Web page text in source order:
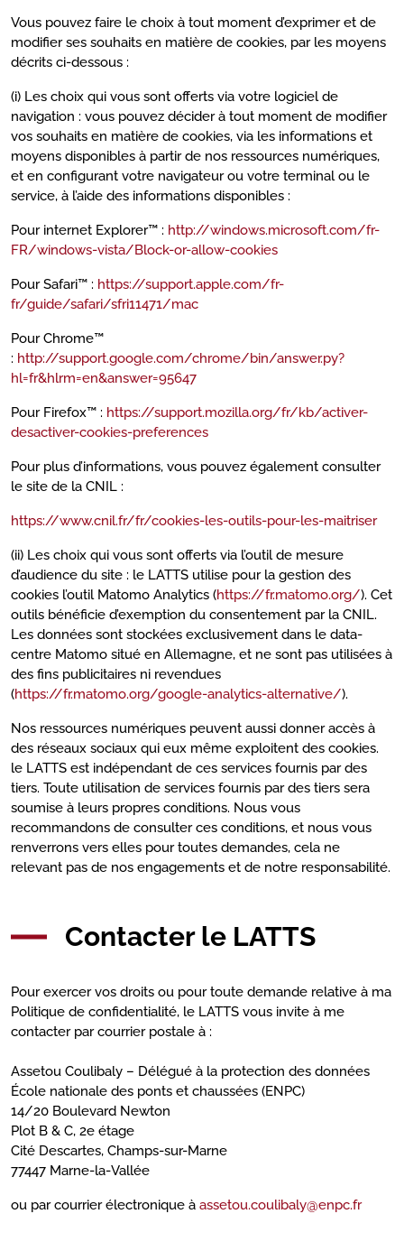
Vous pouvez faire le choix à tout moment d’exprimer et de
modifier ses souhaits en matière de cookies, par les moyens
décrits ci-dessous :
(i) Les choix qui vous sont offerts via votre logiciel de
navigation : vous pouvez décider à tout moment de modifier
vos souhaits en matière de cookies, via les informations et
moyens disponibles à partir de nos ressources numériques,
et en configurant votre navigateur ou votre terminal ou le
service, à l’aide des informations disponibles :
Pour internet Explorer™ : http://windows.microsoft.com/fr-
FR/windows-vista/Block-or-allow-cookies
Pour Safari™ : https://support.apple.com/fr-
fr/guide/safari/sfri11471/mac
Pour Chrome™
: http://support.google.com/chrome/bin/answer.py?
hl=fr&hlrm=en&answer=95647
Pour Firefox™ : https://support.mozilla.org/fr/kb/activer-
desactiver-cookies-preferences
Pour plus d’informations, vous pouvez également consulter
le site de la CNIL :
https://www.cnil.fr/fr/cookies-les-outils-pour-les-maitriser
(ii) Les choix qui vous sont offerts via l’outil de mesure
d’audience du site : le LATTS utilise pour la gestion des
cookies l’outil Matomo Analytics (https://fr.matomo.org/). Cet
outils bénéficie d’exemption du consentement par la CNIL.
Les données sont stockées exclusivement dans le data-
centre Matomo situé en Allemagne, et ne sont pas utilisées à
des fins publicitaires ni revendues
(https://fr.matomo.org/google-analytics-alternative/).
Nos ressources numériques peuvent aussi donner accès à
des réseaux sociaux qui eux même exploitent des cookies.
le LATTS est indépendant de ces services fournis par des
tiers. Toute utilisation de services fournis par des tiers sera
soumise à leurs propres conditions. Nous vous
recommandons de consulter ces conditions, et nous vous
renverrons vers elles pour toutes demandes, cela ne
relevant pas de nos engagements et de notre responsabilité.
Contacter le LATTS
Pour exercer vos droits ou pour toute demande relative à ma
Politique de confidentialité, le LATTS vous invite à me
contacter par courrier postale à :
Assetou Coulibaly – Délégué à la protection des données
École nationale des ponts et chaussées (ENPC)
14/20 Boulevard Newton
Plot B & C, 2e étage
Cité Descartes, Champs-sur-Marne
77447 Marne-la-Vallée
ou par courrier électronique à assetou.coulibaly@enpc.fr